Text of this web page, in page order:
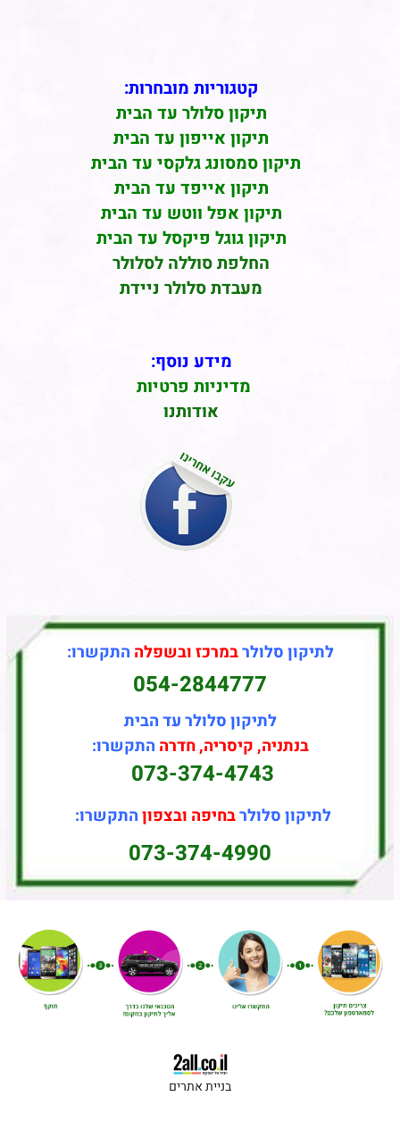
קטגוריות מובחרות:
תיקון סלולר עד הבית
תיקון אייפון עד הבית
תיקון סמסונג גלקסי עד הבית
תיקון אייפד עד הבית
תיקון אפל ווטש עד הבית
תיקון גוגל פיקסל עד הבית
החלפת סוללה לסלולר
מעבדת סלולר ניידת
מדיניות פרטיות
במרכז ובשפלההתקשרו:
054-2844777
לתיקון סלולר עד הבית
קיסריה, חדרההתקשרו:
073-374-4743
בחיפה ובצפוןהתקשרו:
073-374-4990